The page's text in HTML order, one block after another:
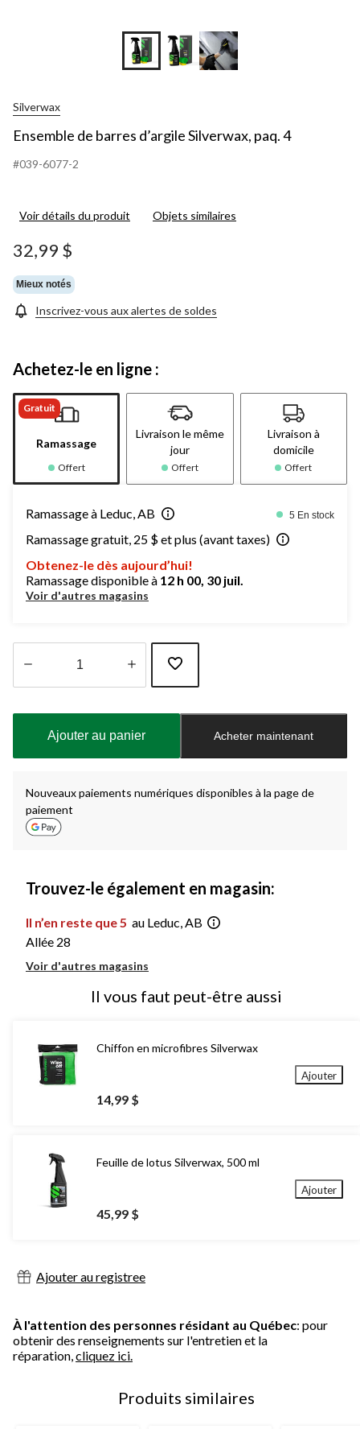
Silverwax
Ensemble de barres d’argile Silverwax, paq. 4
#039-6077-2
Voir détails du produit Objets similaires
32,99 $
Mieux notés
Inscrivez-vous aux alertes de soldes
Achetez-le en ligne :
Gratuit
Ramassage
Offert
Livraison le même
jour
Offert
Livraison à
domicile
Offert
Ramassage à Leduc, AB 5 En stock
Ramassage gratuit, 25 $ et plus (avant taxes)
Obtenez-le dès aujourd’hui!
Ramassage disponible à 12 h 00, 30 juil.
Voir d'autres magasins
à
Ajouter au panier Acheter maintenant
Nouveaux paiements numériques disponibles à la page de
paiement
Trouvez-le également en magasin:
Il n’en reste que 5 au Leduc, AB
Allée 28
Voir d'autres magasins
Il vous faut peut-être aussi
Chiffon en microfibres Silverwax
14,99 $
Ajouter
Feuille de lotus Silverwax, 500 ml
45,99 $
Ajouter
Ajouter au registree
À l'attention des personnes résidant au Québec: pour
obtenir des renseignements sur l'entretien et la
réparation,cliquez ici.
Produits similaires